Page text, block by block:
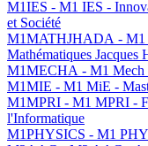
M1IES - M1 IES -
et Société
M1MATHJHADA - M1
Mathématiques Jacques
M1MECHA - M1 Mech
M1MIE - M1 MiE -
M1MPRI - M1 MPRI -
l'Informatique
M1PHYSICS - M1